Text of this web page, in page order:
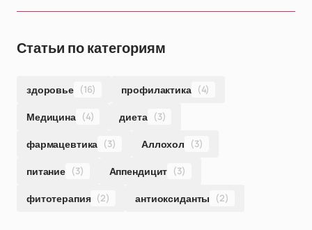
Статьи по категориям
здоровье (16) профилактика (4)
Медицина (4) диета (3)
фармацевтика (3) Аллохол (3)
питание (3) Аппендицит (3)
фитотерапия (2) антиоксиданты (2)